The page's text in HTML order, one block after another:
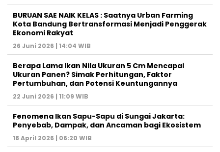
BURUAN SAE NAIK KELAS : Saatnya Urban Farming
Kota Bandung Bertransformasi Menjadi Penggerak
Ekonomi Rakyat
26 Juni 2026 | 14:04 WIB
Berapa Lama Ikan Nila Ukuran 5 Cm Mencapai
Ukuran Panen? Simak Perhitungan, Faktor
Pertumbuhan, dan Potensi Keuntungannya
22 Juni 2026 | 11:09 WIB
Fenomena Ikan Sapu-Sapu di Sungai Jakarta:
Penyebab, Dampak, dan Ancaman bagi Ekosistem
18 April 2026 | 06:20 WIB